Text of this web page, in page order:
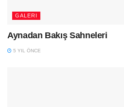
GALERI
Aynadan Bakış Sahneleri
5 YIL ÖNCE